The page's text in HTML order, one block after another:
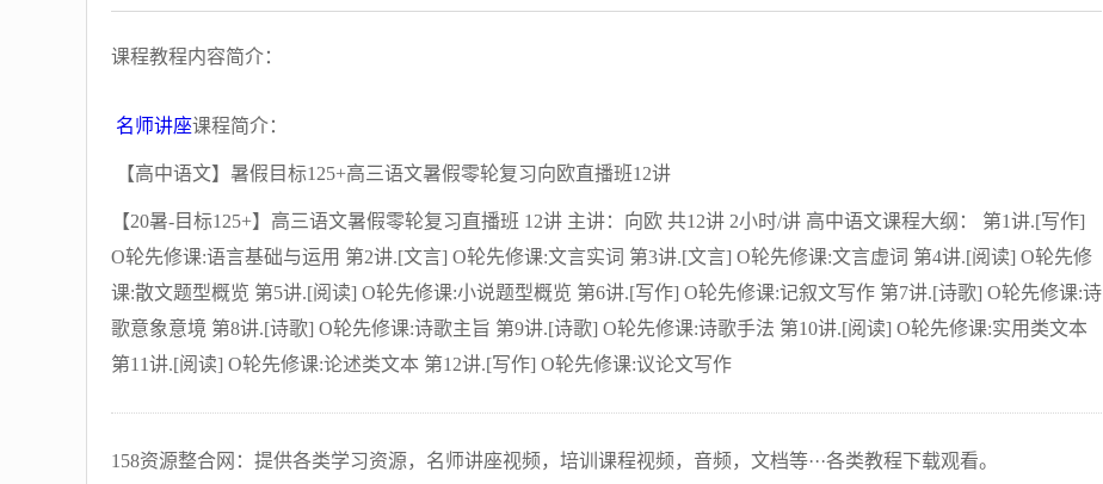
课程教程内容简介：
名师讲座课程简介：
【高中语文】暑假目标125+高三语文暑假零轮复习向欧直播班12讲
【20暑-目标125+】高三语文暑假零轮复习直播班 12讲 主讲：向欧 共12讲 2小时/讲 高中语文课程大纲： 第1讲.[写作]
O轮先修课:语言基础与运用 第2讲.[文言] O轮先修课:文言实词 第3讲.[文言] O轮先修课:文言虚词 第4讲.[阅读] O轮先修
课:散文题型概览 第5讲.[阅读] O轮先修课:小说题型概览 第6讲.[写作] O轮先修课:记叙文写作 第7讲.[诗歌] O轮先修课:诗
歌意象意境 第8讲.[诗歌] O轮先修课:诗歌主旨 第9讲.[诗歌] O轮先修课:诗歌手法 第10讲.[阅读] O轮先修课:实用类文本
第11讲.[阅读] O轮先修课:论述类文本 第12讲.[写作] O轮先修课:议论文写作
158资源整合网：提供各类学习资源，名师讲座视频，培训课程视频，音频，文档等···各类教程下载观看。